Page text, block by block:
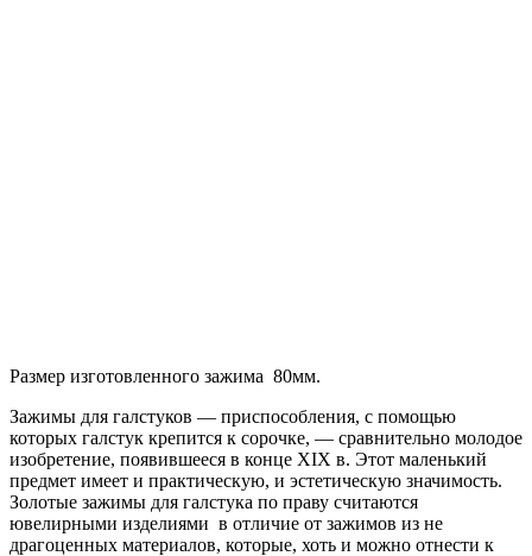
Размер изготовленного зажима 80мм.
Зажимы для галстуков — приспособления, с помощью
которых галстук крепится к coрочке, — сравнительно молодое
изобретение, появившееся в конце XIX в. Этот маленький
предмет имеет и практическую, и эстетическую значимость.
Золотые зажимы для галстука по праву считаются
ювелирными изделиями в отличие от зажимов из не
драгоценных материалов, которые, хоть и можно отнести к